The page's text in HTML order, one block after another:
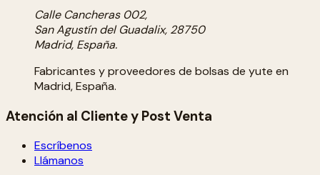
Calle Cancheras 002,
San Agustín del Guadalix, 28750
Madrid, España.
Fabricantes y proveedores de bolsas de yute en
Madrid, España.
Atención al Cliente y Post Venta
Escríbenos
Llámanos